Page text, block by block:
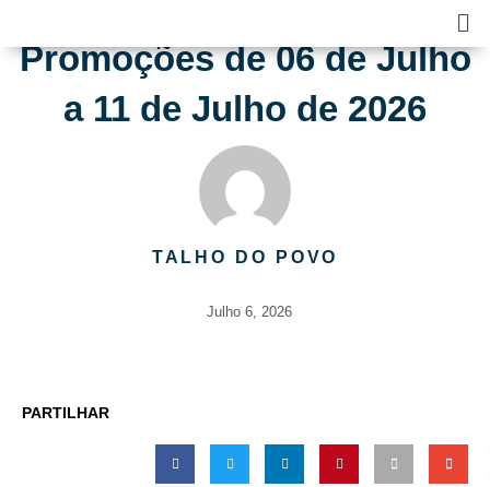
content
Promoções de 06 de Julho
a 11 de Julho de 2026
TALHO DO POVO
Julho 6, 2026
PARTILHAR